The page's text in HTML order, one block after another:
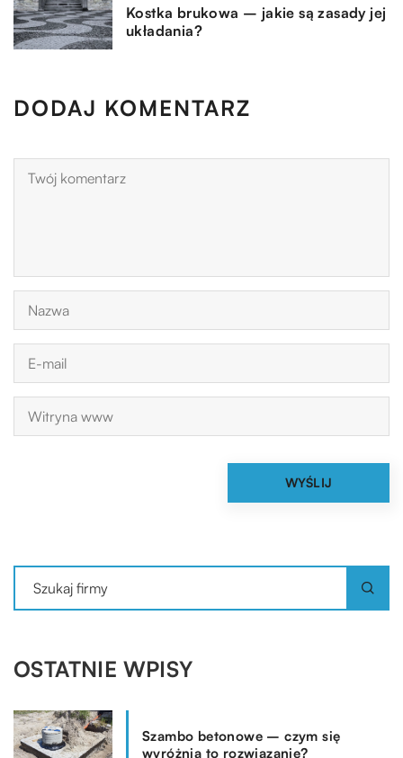
Kostka brukowa – jakie są zasady jej
układania?
DODAJ KOMENTARZ
OSTATNIE WPISY
Szambo betonowe – czym się
wyróżnia to rozwiązanie?